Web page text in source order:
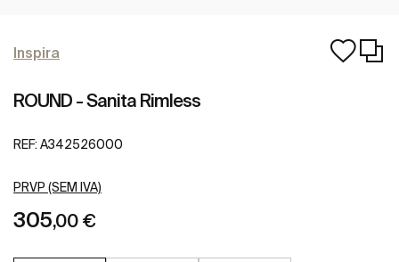
Inspira
ROUND - Sanita Rimless
REF: A342526000
PRVP (SEM IVA)
305,00 €